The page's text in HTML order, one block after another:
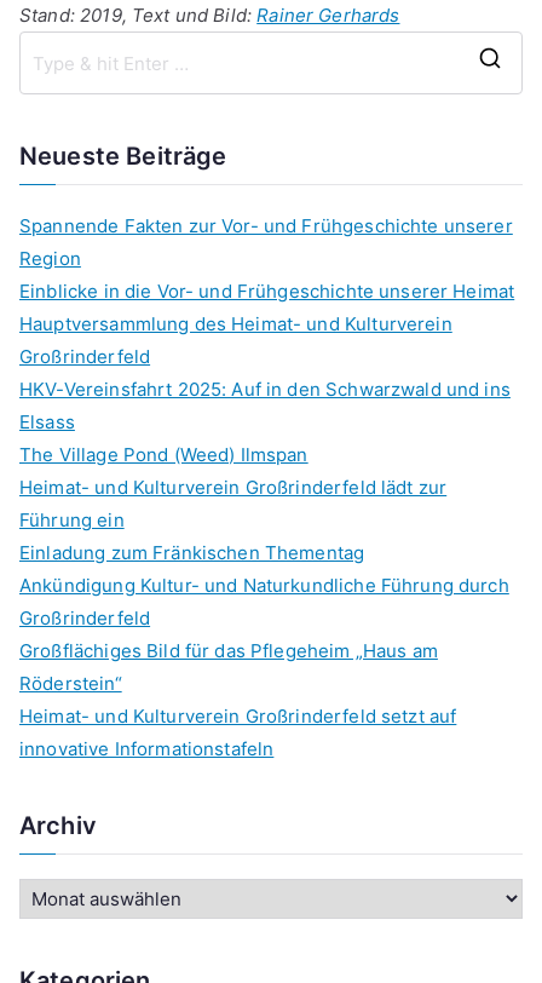
Stand: 2019, Text und Bild:Rainer Gerhards
Neueste Beiträge
Spannende Fakten zur Vor- und Frühgeschichte unserer
Region
Einblicke in die Vor- und Frühgeschichte unserer Heimat
Hauptversammlung des Heimat- und Kulturverein
Großrinderfeld
HKV-Vereinsfahrt 2025: Auf in den Schwarzwald und ins
Elsass
The Village Pond (Weed) Ilmspan
Heimat- und Kulturverein Großrinderfeld lädt zur
Führung ein
Einladung zum Fränkischen Thementag
Ankündigung Kultur- und Naturkundliche Führung durch
Großrinderfeld
Großflächiges Bild für das Pflegeheim „Haus am
Röderstein“
Heimat- und Kulturverein Großrinderfeld setzt auf
innovative Informationstafeln
Archiv